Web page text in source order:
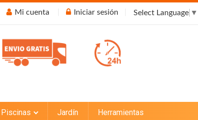
Mi cuenta Iniciar sesión Select Language ▼
Piscinas Jardín Herramientas